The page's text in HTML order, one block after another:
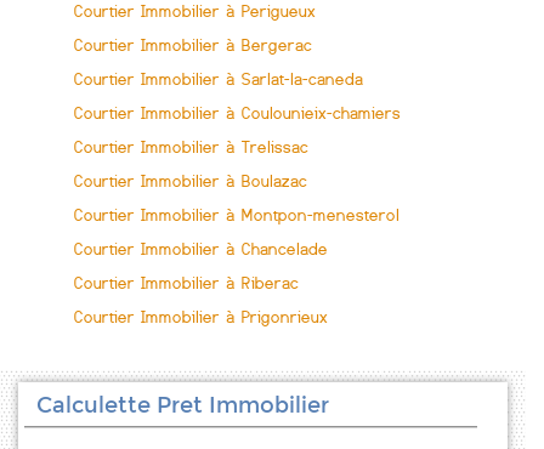
Courtier Immobilier à Perigueux
Courtier Immobilier à Bergerac
Courtier Immobilier à Sarlat-la-caneda
Courtier Immobilier à Coulounieix-chamiers
Courtier Immobilier à Trelissac
Courtier Immobilier à Boulazac
Courtier Immobilier à Montpon-menesterol
Courtier Immobilier à Chancelade
Courtier Immobilier à Riberac
Courtier Immobilier à Prigonrieux
Calculette Pret Immobilier